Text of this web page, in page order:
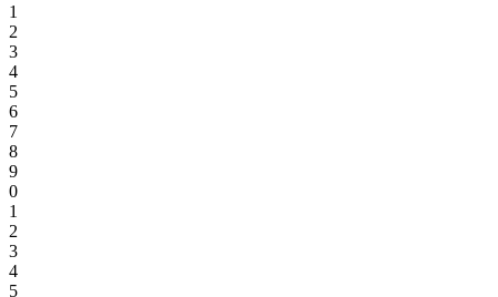
1
2
3
4
5
6
7
8
9
0
1
2
3
4
5